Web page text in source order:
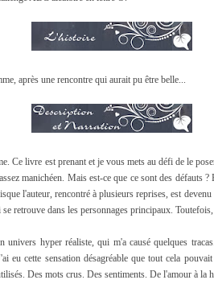
après une rencontre qui aurait pu être belle...
Ce livre est prenant et je vous mets au défi de le
manichéen. Mais est-ce que ce sont des défauts
l'auteur, rencontré à plusieurs reprises, est
retrouve dans les personnages principaux.
univers hyper réaliste, qui m'a causé quelques
eu cette sensation désagréable que tout cela
Des mots crus. Des sentiments. De l'amour à la